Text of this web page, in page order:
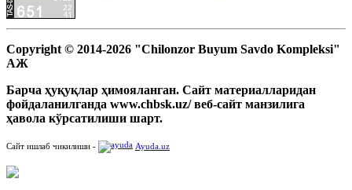
Copyright © 2014-2026 "Chilonzor Buyum Savdo Kompleksi"
АЖ
Барча ҳуқуқлар ҳимояланган. Сайт материалларидан
фойдаланилганда www.chbsk.uz/ веб-сайт манзилига
ҳавола кўрсатилиши шарт.
Сайт ишлаб чикилиши - Ayuda.uz